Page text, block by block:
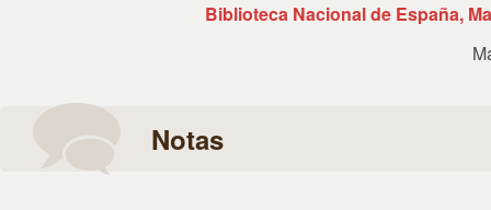
Biblioteca Nacional de España,
Notas